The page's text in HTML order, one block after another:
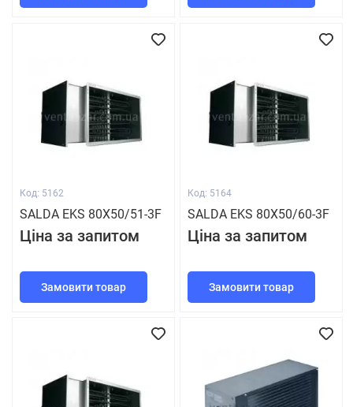
Код: 5162
SALDA EKS 80Х50/51-3F
Ціна за запитом
Замовити товар
Код: 5164
SALDA EKS 80Х50/60-3F
Ціна за запитом
Замовити товар